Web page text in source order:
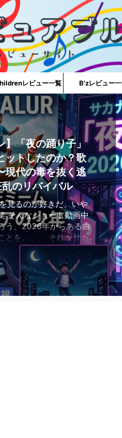
レビュー一覧 B'zレビュー
】「夜の踊り子」
ットしたのか？歌
現代の毒を抜く逃
のリバイバル
見るのが好きだ、いや
そんなショート動画中
う、2026年からある曲
とを。。。 それがサカ
ル「夜の踊り子」であ
14年。2012年に世に放
「夜の踊り子」が、
界のストリーミングチ
勢いで席巻してい
リーミングランキング